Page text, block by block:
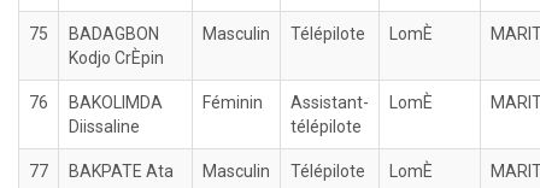
75
BADAGBON
Kodjo CrÈpin
Masculin Télépilote LomÈ
76
BAKOLIMDA
Diissaline
Féminin
Assistant-
télépilote
LomÈ
77 BAKPATE Ata Masculin Télépilote LomÈ